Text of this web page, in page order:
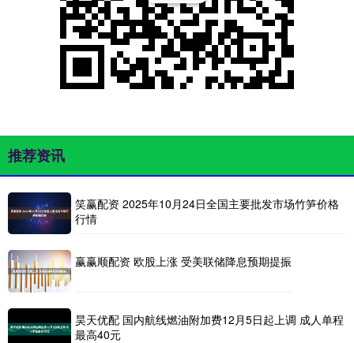
推荐资讯
笑赢配资 2025年10月24日全国主要批发市场竹笋价格
行情
赢赢顺配资 欧股上涨 受美联储降息预期提振
昊天优配 国内航线燃油附加费12月5日起上调 成人单程
最高40元